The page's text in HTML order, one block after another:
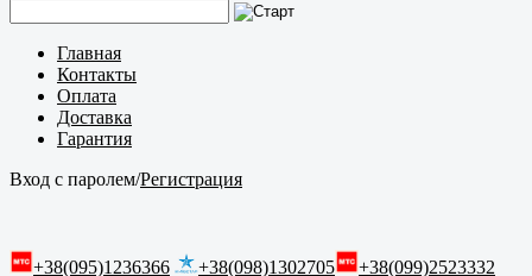
Главная
Контакты
Оплата
Доставка
Гарантия
Вход с паролем/Регистрация
+38(095)1236366 +38(098)1302705 +38(099)2523332